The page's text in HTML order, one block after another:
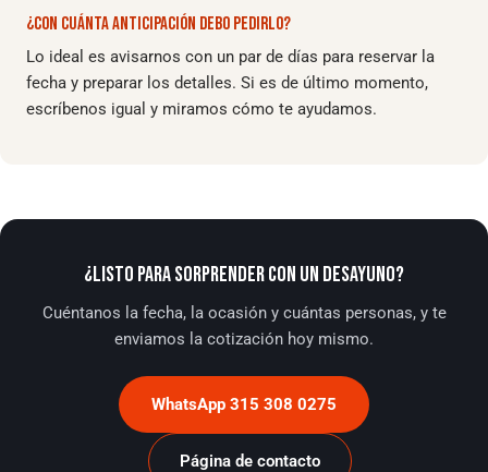
¿CON CUÁNTA ANTICIPACIÓN DEBO PEDIRLO?
Lo ideal es avisarnos con un par de días para reservar la
fecha y preparar los detalles. Si es de último momento,
escríbenos igual y miramos cómo te ayudamos.
¿LISTO PARA SORPRENDER CON UN DESAYUNO?
Cuéntanos la fecha, la ocasión y cuántas personas, y te
enviamos la cotización hoy mismo.
WhatsApp 315 308 0275
Página de contacto